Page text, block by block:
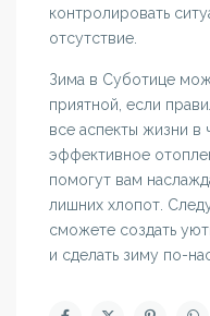
контролировать
отсутствие.
Зима в Суботице
приятной, если
все аспекты жизни в
эффективное
помогут вам
лишних хлопот.
сможете создать
и сделать зиму по-